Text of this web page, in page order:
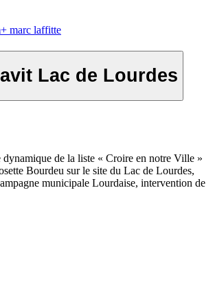
marc laffitte
Lac de Lourdes
dynamique de la liste « Croire en notre Ville »
Bourdeu sur le site du Lac de Lourdes,
municipale Lourdaise, intervention de